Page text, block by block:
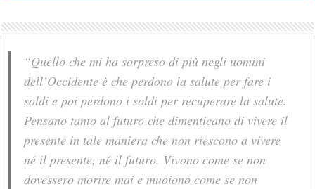
“Quello che mi ha sorpreso di più negli uomini
dell’Occidente è che perdono la salute per fare i
soldi e poi perdono i soldi per recuperare la salute.
Pensano tanto al futuro che dimenticano di vivere il
presente in tale maniera che non riescono a vivere
né il presente, né il futuro. Vivono come se non
dovessero morire mai e muoiono come se non